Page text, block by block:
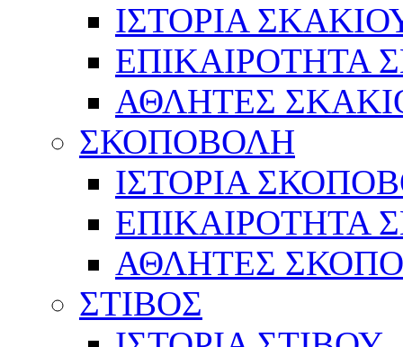
ΙΣΤΟΡΙΑ
ΕΠΙΚΑΙΡΟΤΗΤΑ
ΑΘΛΗΤΕΣ
ΣΚΟΠΟΒΟΛΗ
ΙΣΤΟΡΙΑ
ΕΠΙΚΑΙΡΟΤΗΤΑ
ΑΘΛΗΤΕΣ
ΣΤΙΒΟΣ